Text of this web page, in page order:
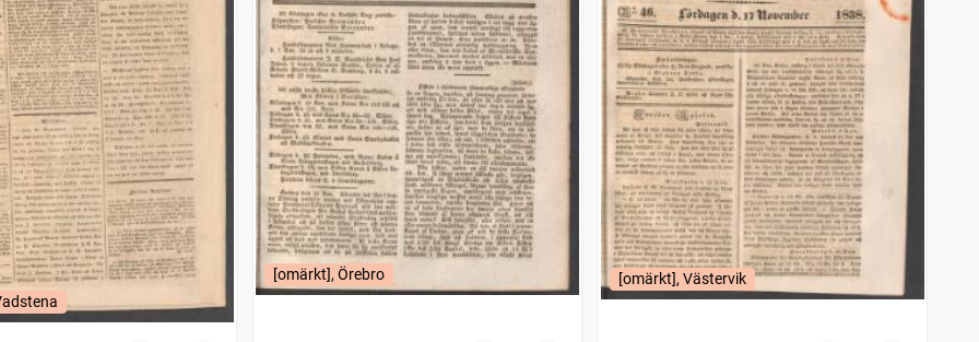
[omärkt], Örebro [omärkt], Västervik